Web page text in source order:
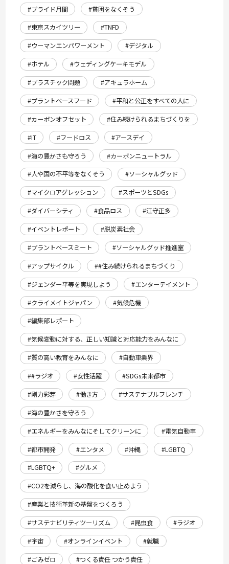
#プライド月間
#貧困をなくそう
#東京スカイツリー
#TNFD
#ウーマンエンパワーメント
#デジタル
#ホテル
#ウェディングケーキモデル
#プラスチック問題
#アキュラホーム
#プラントベースフード
#平和と公正をすべての人に
#カーボンオフセット
#住み続けられるまちづくりを
#IT
#フードロス
#アースデイ
#海の豊かさも守ろう
#カーボンニュートラル
#人や国の不平等をなくそう
#ソーシャルグッド
#マイクロアグレッション
#スポーツとSDGs
#ダイバーシティ
#食品ロス
#江守正多
#イベントレポート
#脱炭素社会
#プラントベースミート
#ソーシャルグッド推進室
#アップサイクル
##住み続けられるまちづくり
#ジェンダー平等を実現しよう
#エンターテイメント
#クライメイトジャパン
#気候危機
#編集部レポート
#気候変動に対する、正しい知識と対応能力をみんなに
#質の高い教育をみんなに
#自動車業界
##ラジオ
#女性活躍
#SDGs未来都市
#剛力彩芽
#働き方
#サステナブルフレンチ
#海の豊かさを守ろう
#エネルギーをみんなにそしてクリーンに
#電気自動車
#都市開発
#エンタメ #沖縄
#LGBTQ
#LGBTQ+
#グルメ
#CO2を減らし、海の酸化を食い止めよう
#産業と技術革新の基盤をつくろう
#サステナビリティツーリズム
#昆虫食
#ラジオ
#宇宙
#オンラインイベント
#就職
#ごみゼロ
#つくる責任 つかう責任